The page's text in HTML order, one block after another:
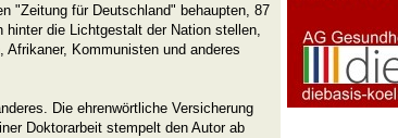
"Zeitung für Deutschland" behaupten, 87
hinter die Lichtgestalt der Nation stellen,
Kommunisten und anderes
Die ehrenwörtliche Versicherung
Doktorarbeit stempelt den Autor ab